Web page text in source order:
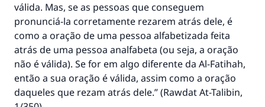
válida. Mas, se as pessoas que conseguem
pronunciá-la corretamente rezarem atrás dele, é
como a oração de uma pessoa alfabetizada feita
atrás de uma pessoa analfabeta (ou seja, a oração
não é válida). Se for em algo diferente da Al-Fatihah,
então a sua oração é válida, assim como a oração
daqueles que rezam atrás dele.” (Rawdat At-Talibin,